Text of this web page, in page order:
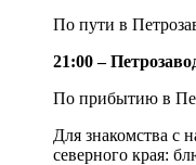
По пути в
21:00 –
По прибытию в
Для знакомства с
северного края: